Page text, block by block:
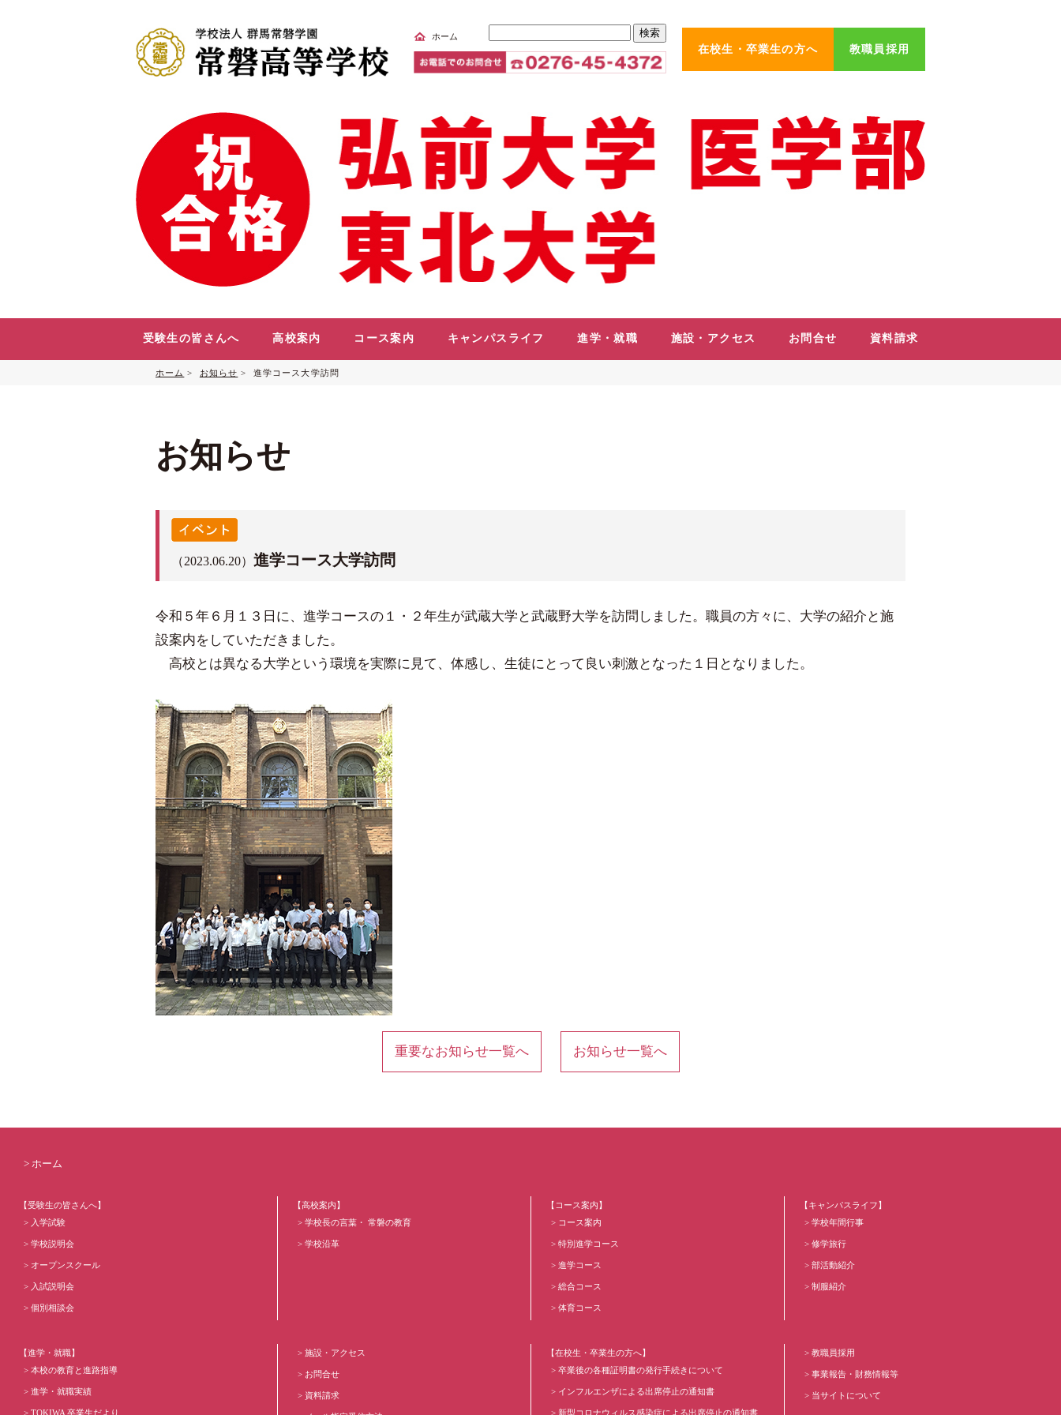
ホーム
ト
在校生・卒業生の方へ 教職員採用
受験生の皆さんへ 高校案内 コース案内 キャンパスライフ 進学・就職 施設・アクセス お問合せ 資料請求
ホーム > お知らせ > 進学コース大学訪問
お知らせ
（2023.06.20） 進学コース大学訪問
令和５年６月１３日に、進学コースの１・２年生が武蔵大学と武蔵野大学を訪問しました。職員の方々に、大学の紹介と施
設案内をしていただきました。
高校とは異なる大学という環境を実際に見て、体感し、生徒にとって良い刺激となった１日となりました。
重要なお知らせ一覧へ お知らせ一覧へ
ホーム
【受験生の皆さんへ】
入学試験
学校説明会
オープンスクール
入試説明会
個別相談会
【高校案内】
学校長の言葉・ 常磐の教育
学校沿革
【コース案内】
コース案内
特別進学コース
進学コース
総合コース
体育コース
【キャンパスライフ】
学校年間行事
修学旅行
部活動紹介
制服紹介
【進学・就職】
本校の教育と進路指導
進学・就職実績
TOKIWA 卒業生だより
施設・アクセス
お問合せ
資料請求
【在校生・卒業生の方へ】
卒業後の各種証明書の発行手続きについて
インフルエンザによる出席停止の通知書
新型コロナウィルス感染症による出席停止の通知書
教職員採用
事業報告・財務情報等
当サイトについて